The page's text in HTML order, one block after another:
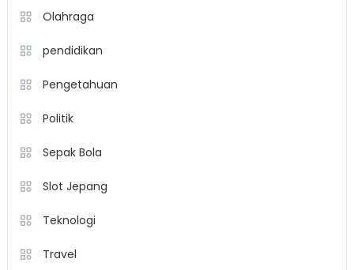
Olahraga
pendidikan
Pengetahuan
Politik
Sepak Bola
Slot Jepang
Teknologi
Travel